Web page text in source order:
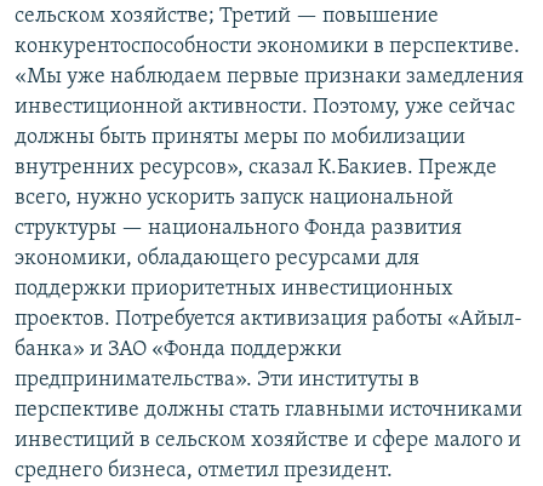
АЗАТТЫК+
ЫҢГАЙСЫЗ СУРООЛОР
ЭЕ/АРнун бардык сайттары
сельском хозяйстве; Третий — повышение
конкурентоспособности экономики в перспективе.
«Мы уже наблюдаем первые признаки замедления
инвестиционной активности. Поэтому, уже сейчас
должны быть приняты меры по мобилизации
внутренних ресурсов», сказал К.Бакиев. Прежде
всего, нужно ускорить запуск национальной
структуры — национального Фонда развития
экономики, обладающего ресурсами для
поддержки приоритетных инвестиционных
проектов. Потребуется активизация работы «Айыл-
банка» и ЗАО «Фонда поддержки
предпринимательства». Эти институты в
перспективе должны стать главными источниками
инвестиций в сельском хозяйстве и сфере малого и
среднего бизнеса, отметил президент.